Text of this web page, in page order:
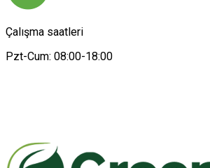
Çalışma saatleri
Pzt-Cum: 08:00-18:00